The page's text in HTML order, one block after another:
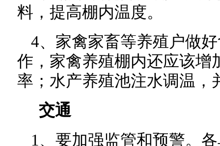
料，提高棚内温度。
4、家禽家畜等养殖户做
作，家禽养殖棚内还应该增
率；水产养殖池注水调温，
交通
1、要加强监管和预警。